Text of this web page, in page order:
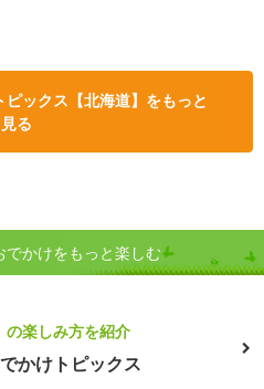
ックス【北海道】をもっと
見る
でかけをもっと楽しむ
の楽しみ方を紹介
かけトピックス